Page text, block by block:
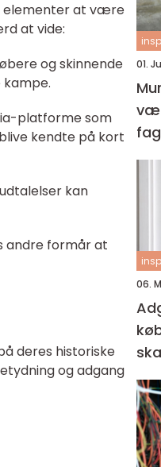
elementer at være
at vide:
og skinnende
kampe.
platforme som
kendte på kort
kan
andre formår at
deres historiske
og adgang
01.
06.